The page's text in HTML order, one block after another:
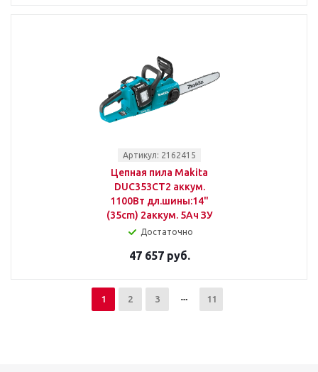
Артикул: 2162415
Цепная пила Makita
DUC353CT2 аккум.
1100Вт дл.шины:14"
(35cm) 2аккум. 5Ач ЗУ
Достаточно
47 657 руб.
1 2 3 11